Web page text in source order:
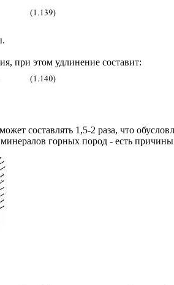
при этом удлинение составит:
составлять 1,5-2 раза, что
горных пород - есть